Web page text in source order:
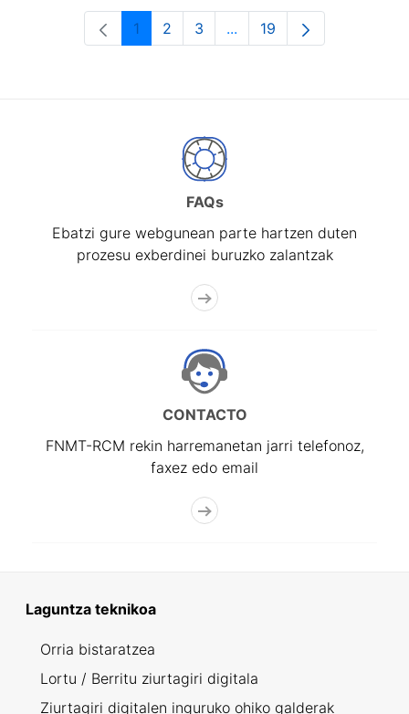
Orrialdea
1 Orrialdea
2 Orrialdea
3 ...Intermediate Pages Use
Orrialdea
19
FAQs
Ebatzi gure webgunean parte hartzen duten
prozesu exberdinei buruzko zalantzak
CONTACTO
FNMT-RCM rekin harremanetan jarri telefonoz,
faxez edo email
Laguntza teknikoa
Orria bistaratzea
Lortu / Berritu ziurtagiri digitala
Ziurtagiri digitalen inguruko ohiko galderak